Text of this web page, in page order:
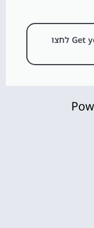
לפרטים והזמנות דרך Get your guide לחצו